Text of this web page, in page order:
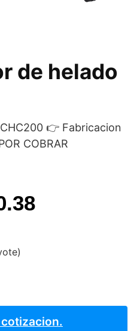
de helado
👉 Fabricacion
COBRAR
Current